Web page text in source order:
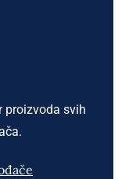
proizvoda svih